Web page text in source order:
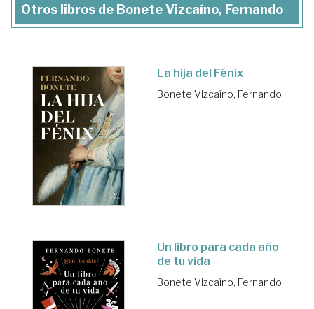
Otros libros de Bonete Vizcaíno, Fernando
La hija del Fénix
Bonete Vizcaíno, Fernando
Un libro para cada año
de tu vida
Bonete Vizcaíno, Fernando